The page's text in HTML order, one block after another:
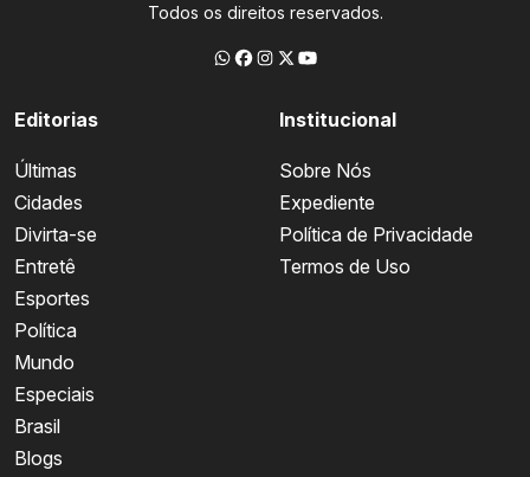
Todos os direitos reservados.
Editorias
Últimas
Cidades
Divirta-se
Entretê
Esportes
Política
Mundo
Especiais
Brasil
Blogs
Institucional
Sobre Nós
Expediente
Política de Privacidade
Termos de Uso